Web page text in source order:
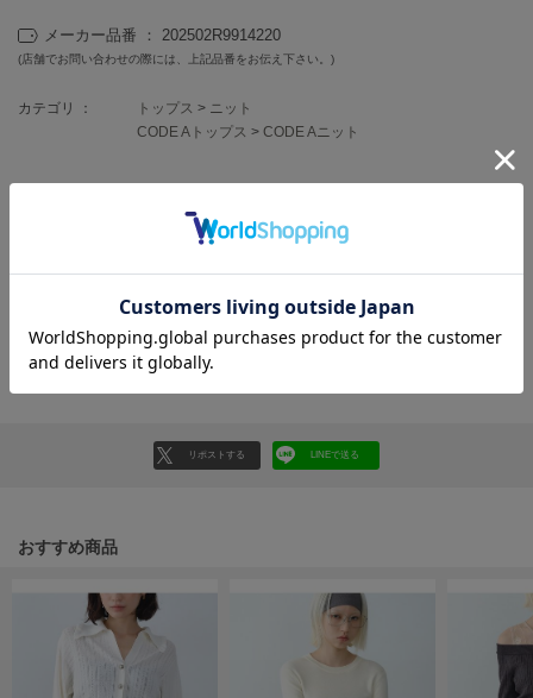
FURFUR
ファーファー
GELATO PIQUE CAT&DOG
ジェラート ピケ キャットアンドドッグ
gelato pique Sleep
ジェラート ピケ スリープ
GRAMICCI
HUNTER
ハンター
HOKA ONEONE
ホカ オネオネ
メーカー品番 ： 202502R9914220
(店舗でお問い合わせの際には、上記品番をお伝え下さい。)
カテゴリ ： トップス > ニット
CODE Aトップス > CODE Aニット
レビュー投稿で全員に30ポイントプレゼント！
レビューはマイページのご注文履歴から投稿いただけます
返品・キャンセルについて
リポストする LINEで送る
おすすめ商品